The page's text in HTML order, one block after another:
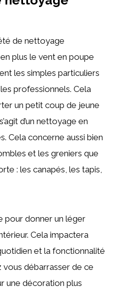
de nettoyage
plus le vent en poupe
les simples particuliers
professionnels. Cela
un petit coup de jeune
d’un nettoyage en
Cela concerne aussi bien
et les greniers que
: les canapés, les tapis,
pour donner un léger
Cela impactera
et la fonctionnalité
vous débarrasser de ce
une décoration plus